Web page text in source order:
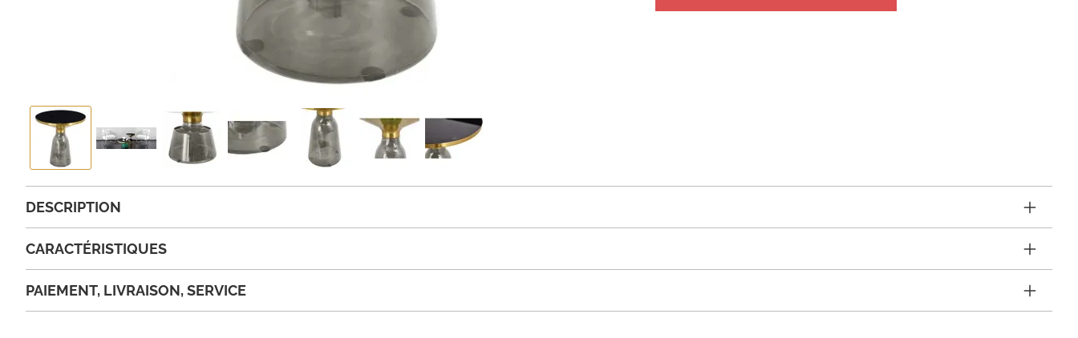
DESCRIPTION
CARACTÉRISTIQUES
PAIEMENT, LIVRAISON, SERVICE